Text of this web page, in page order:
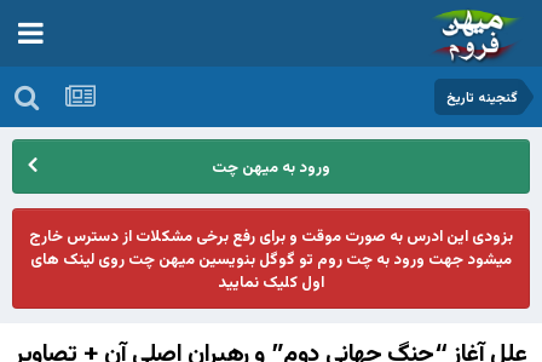
گنجينه تاريخ
ورود به میهن چت
بزودی این ادرس به صورت موقت و برای رفع برخی مشکلات از دسترس خارج
میشود جهت ورود به چت روم تو گوگل بنویسین میهن چت روی لینک های
اول کلیک نمایید
علل آغاز “جنگ جهانی دوم” و رهبران اصلی آن + تصاویر